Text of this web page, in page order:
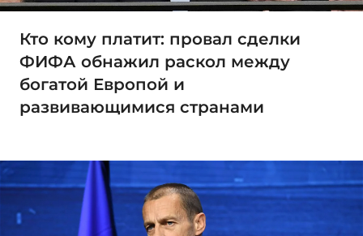
Кто кому платит: провал сделки
ФИФА обнажил раскол между
богатой Европой и
развивающимися странами